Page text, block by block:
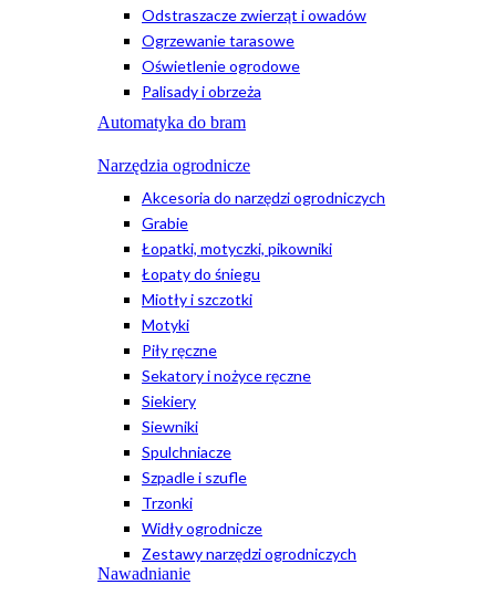
Odstraszacze zwierząt i owadów
Ogrzewanie tarasowe
Oświetlenie ogrodowe
Palisady i obrzeża
Automatyka do bram
Narzędzia ogrodnicze
Akcesoria do narzędzi ogrodniczych
Grabie
Łopatki, motyczki, pikowniki
Łopaty do śniegu
Miotły i szczotki
Motyki
Piły ręczne
Sekatory i nożyce ręczne
Siekiery
Siewniki
Spulchniacze
Szpadle i szufle
Trzonki
Widły ogrodnicze
Zestawy narzędzi ogrodniczych
Nawadnianie